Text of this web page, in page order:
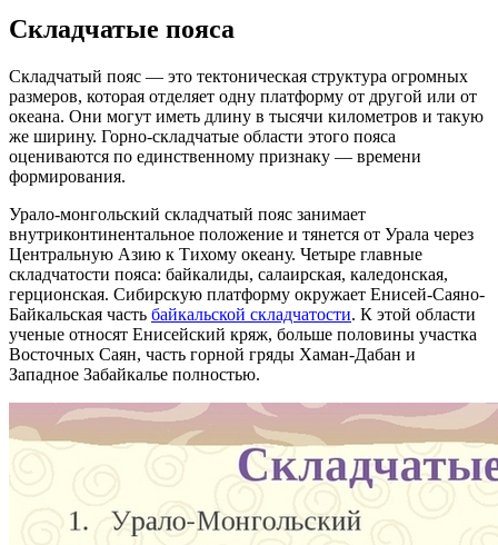
Складчатые пояса
Складчатый пояс — это тектоническая структура огромных
размеров, которая отделяет одну платформу от другой или от
океана. Они могут иметь длину в тысячи километров и такую
же ширину. Горно-складчатые области этого пояса
оцениваются по единственному признаку — времени
формирования.
Урало-монгольский складчатый пояс занимает
внутриконтинентальное положение и тянется от Урала через
Центральную Азию к Тихому океану. Четыре главные
складчатости пояса: байкалиды, салаирская, каледонская,
герционская. Сибирскую платформу окружает Енисей-Саяно-
Байкальская часть байкальской складчатости. К этой области
ученые относят Енисейский кряж, больше половины участка
Восточных Саян, часть горной гряды Хаман-Дабан и
Западное Забайкалье полностью.